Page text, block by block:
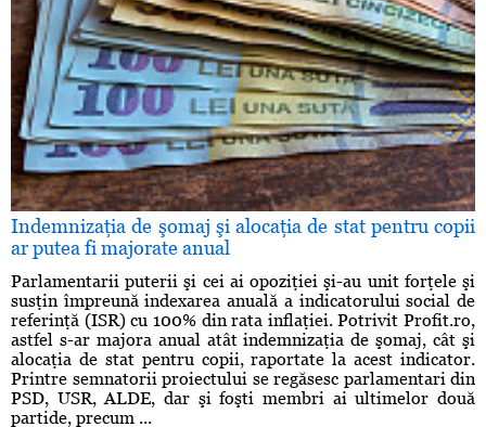
Indemnizaţia de şomaj şi alocaţia de stat pentru copii
ar putea fi majorate anual
Parlamentarii puterii şi cei ai opoziţiei şi-au unit forţele şi
susţin împreună indexarea anuală a indicatorului social de
referinţă (ISR) cu 100% din rata inflaţiei. Potrivit Profit.ro,
astfel s-ar majora anual atât indemnizaţia de şomaj, cât şi
alocaţia de stat pentru copii, raportate la acest indicator.
Printre semnatorii proiectului se regăsesc parlamentari din
PSD, USR, ALDE, dar şi foşti membri ai ultimelor două
partide, precum ...